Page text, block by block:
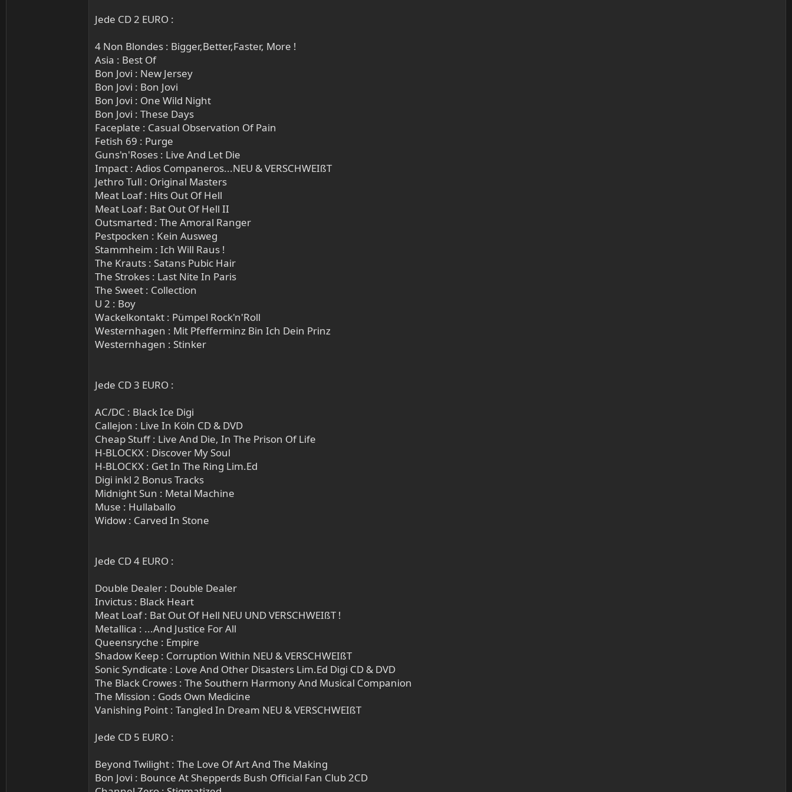
Jede CD 2 EURO :
4 Non Blondes : Bigger,Better,Faster, More !
Asia : Best Of
Bon Jovi : New Jersey
Bon Jovi : Bon Jovi
Bon Jovi : One Wild Night
Bon Jovi : These Days
Faceplate : Casual Observation Of Pain
Fetish 69 : Purge
Guns'n'Roses : Live And Let Die
Impact : Adios Companeros...NEU & VERSCHWEIßT
Jethro Tull : Original Masters
Meat Loaf : Hits Out Of Hell
Meat Loaf : Bat Out Of Hell II
Outsmarted : The Amoral Ranger
Pestpocken : Kein Ausweg
Stammheim : Ich Will Raus !
The Krauts : Satans Pubic Hair
The Strokes : Last Nite In Paris
The Sweet : Collection
U 2 : Boy
Wackelkontakt : Pümpel Rock'n'Roll
Westernhagen : Mit Pfefferminz Bin Ich Dein Prinz
Westernhagen : Stinker
Jede CD 3 EURO :
AC/DC : Black Ice Digi
Callejon : Live In Köln CD & DVD
Cheap Stuff : Live And Die, In The Prison Of Life
H-BLOCKX : Discover My Soul
H-BLOCKX : Get In The Ring Lim.Ed
Digi inkl 2 Bonus Tracks
Midnight Sun : Metal Machine
Muse : Hullaballo
Widow : Carved In Stone
Jede CD 4 EURO :
Double Dealer : Double Dealer
Invictus : Black Heart
Meat Loaf : Bat Out Of Hell NEU UND VERSCHWEIßT !
Metallica : ...And Justice For All
Queensryche : Empire
Shadow Keep : Corruption Within NEU & VERSCHWEIßT
Sonic Syndicate : Love And Other Disasters Lim.Ed Digi CD & DVD
The Black Crowes : The Southern Harmony And Musical Companion
The Mission : Gods Own Medicine
Vanishing Point : Tangled In Dream NEU & VERSCHWEIßT
Jede CD 5 EURO :
Beyond Twilight : The Love Of Art And The Making
Bon Jovi : Bounce At Shepperds Bush Official Fan Club 2CD